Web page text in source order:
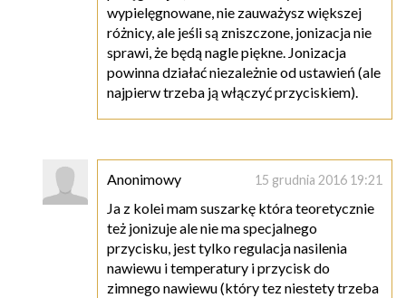
wypielęgnowane, nie zauważysz większej
różnicy, ale jeśli są zniszczone, jonizacja nie
sprawi, że będą nagle piękne. Jonizacja
powinna działać niezależnie od ustawień (ale
najpierw trzeba ją włączyć przyciskiem).
Anonimowy 15 grudnia 2016 19:21
Ja z kolei mam suszarkę która teoretycznie
też jonizuje ale nie ma specjalnego
przycisku, jest tylko regulacja nasilenia
nawiewu i temperatury i przycisk do
zimnego nawiewu (który tez niestety trzeba